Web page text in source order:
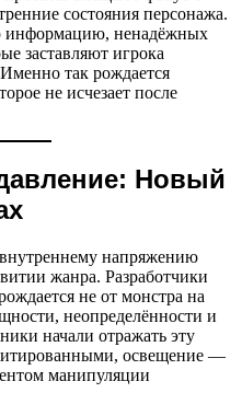
состояния персонажа.
информацию, ненадёжных
заставляют игрока
так рождается
не исчезает после
Новый
напряжению
жанра. Разработчики
не от монстра на
неопределённости и
начали отражать эту
освещение —
манипуляции